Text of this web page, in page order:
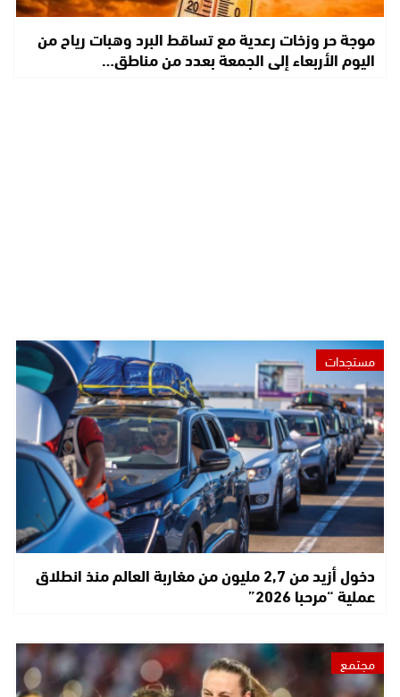
موجة حر وزخات رعدية مع تساقط البرد وهبات رياح من
اليوم الأربعاء إلى الجمعة بعدد من مناطق…
مستجدات
دخول أزيد من 2,7 مليون من مغاربة العالم منذ انطلاق
عملية “مرحبا 2026”
مجتمع